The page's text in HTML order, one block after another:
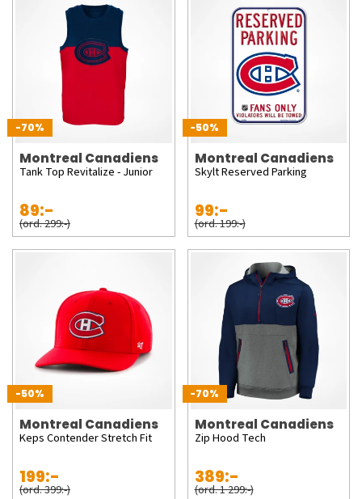
-70%
Montreal Canadiens
Tank Top Revitalize - Junior
89:-
(ord. 299:-)
-50%
Montreal Canadiens
Skylt Reserved Parking
99:-
(ord. 199:-)
-50%
Montreal Canadiens
Keps Contender Stretch Fit
199:-
(ord. 399:-)
-70%
Montreal Canadiens
Zip Hood Tech
389:-
(ord. 1 299:-)